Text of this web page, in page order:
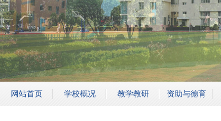
网站首页 学校概况 教学教研 资助与德育